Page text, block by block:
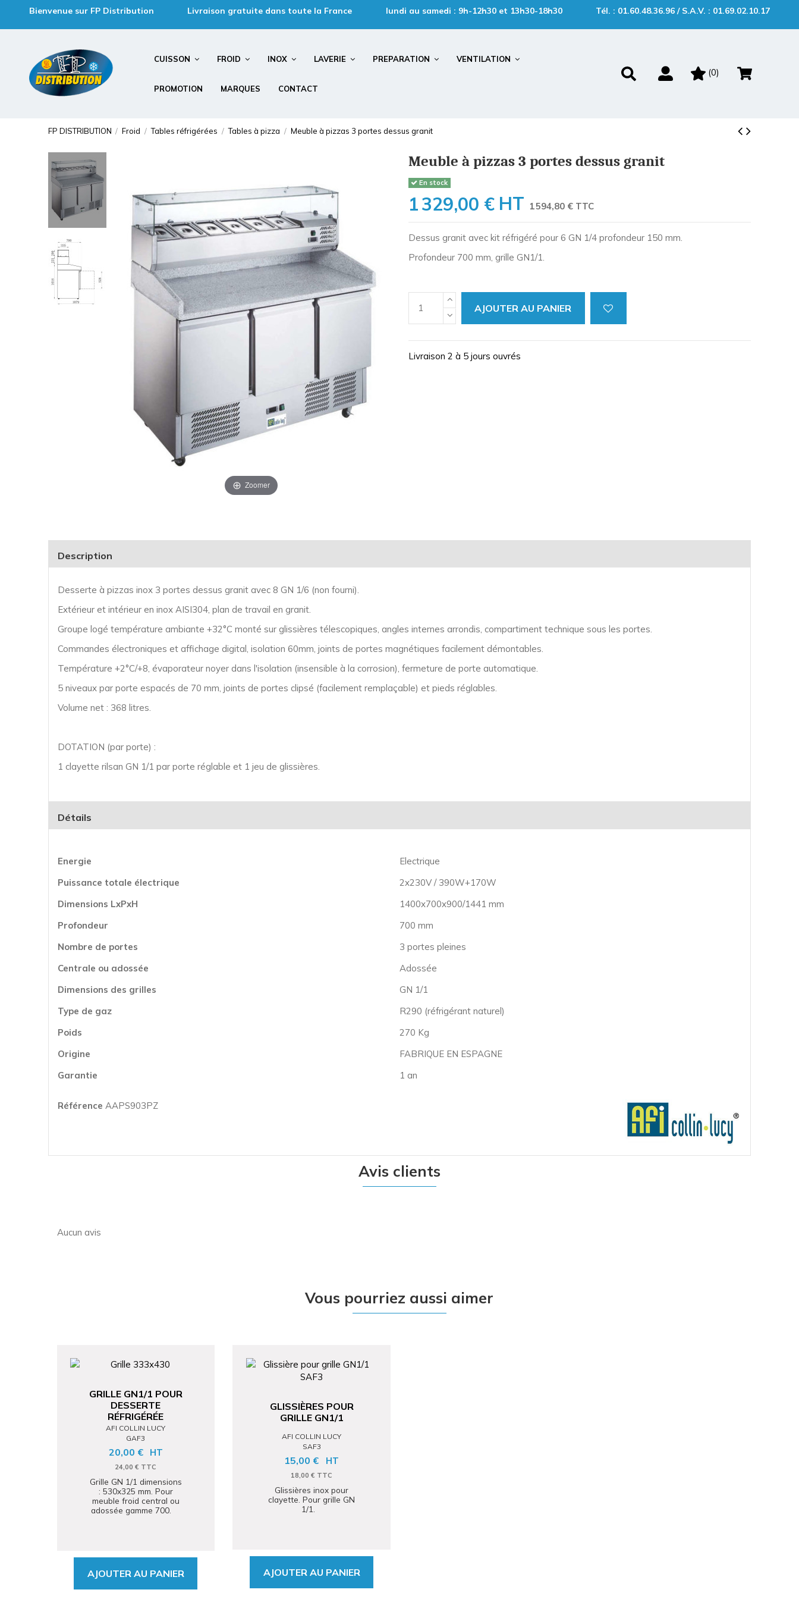
Bienvenue sur FP Distribution Livraison gratuite dans toute la France lundi au samedi : 9h-12h30 et 13h30-18h30 Tél. : 01.60.48.36.96 / S.A.V. : 01.69.02.10.17
CUISSON FROID INOX LAVERIE PREPARATION VENTILATION
PROMOTION MARQUES CONTACT
(0)
FP DISTRIBUTION Froid Tables réfrigérées Tables à pizza Meuble à pizzas 3 portes dessus granit
Zoomer
Meuble à pizzas 3 portes dessus granit
En stock
1 329,00 € HT 1 594,80 € TTC
Dessus granit avec kit réfrigéré pour 6 GN 1/4 profondeur 150 mm.
Profondeur 700 mm, grille GN1/1.
AJOUTER AU PANIER
Livraison 2 à 5 jours ouvrés
Description
Desserte à pizzas inox 3 portes dessus granit avec 8 GN 1/6 (non fourni).
Extérieur et intérieur en inox AISI304, plan de travail en granit.
Groupe logé température ambiante +32°C monté sur glissières télescopiques, angles internes arrondis, compartiment technique sous les portes.
Commandes électroniques et affichage digital, isolation 60mm, joints de portes magnétiques facilement démontables.
Température +2°C/+8, évaporateur noyer dans l'isolation (insensible à la corrosion), fermeture de porte automatique.
5 niveaux par porte espacés de 70 mm, joints de portes clipsé (facilement remplaçable) et pieds réglables.
Volume net : 368 litres.
DOTATION (par porte) :
1 clayette rilsan GN 1/1 par porte réglable et1 jeu de glissières.
Détails
Energie
Electrique
Puissance totale électrique
2x230V / 390W+170W
Dimensions LxPxH
1400x700x900/1441 mm
Profondeur
700 mm
Nombre de portes
3 portes pleines
Centrale ou adossée
Adossée
Dimensions des grilles
GN 1/1
Type de gaz
R290 (réfrigérant naturel)
Poids
270 Kg
Origine
FABRIQUE EN ESPAGNE
Garantie
1 an
Référence AAPS903PZ
Avis clients
Aucun avis
Vous pourriez aussi aimer
GRILLE GN1/1 POUR
DESSERTE
RÉFRIGÉRÉE
AFI COLLIN LUCY
GAF3
20,00 € HT
24,00 € TTC
Grille GN 1/1 dimensions
: 530x325 mm. Pour
meuble froid central ou
adossée gamme 700.
AJOUTER AU PANIER
GLISSIÈRES POUR
GRILLE GN1/1
AFI COLLIN LUCY
SAF3
15,00 € HT
18,00 € TTC
Glissières inox pour
clayette. Pour grille GN
1/1.
AJOUTER AU PANIER